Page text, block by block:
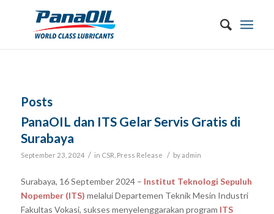
Posts
PanaOIL dan ITS Gelar Servis Gratis di
Surabaya
September 23, 2024 / in CSR Press Release / byadmin
Surabaya, 16 September 2024 – Institut Teknologi Sepuluh
Nopember (ITS) melalui Departemen Teknik Mesin Industri
Fakultas Vokasi, sukses menyelenggarakan program ITS